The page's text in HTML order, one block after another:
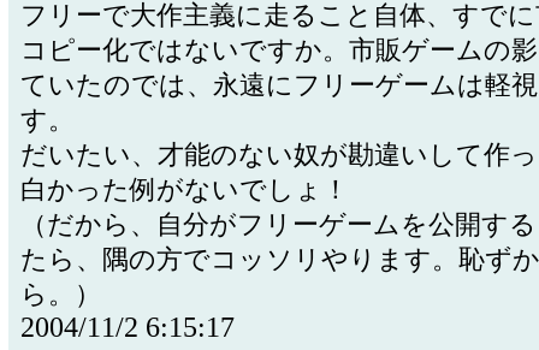
フリーで大作主義に走ること自体、すで
コピー化ではないですか。市販ゲームの
ていたのでは、永遠にフリーゲームは軽
す。
だいたい、才能のない奴が勘違いして作
白かった例がないでしょ！
（だから、自分がフリーゲームを公開す
たら、隅の方でコッソリやります。恥ず
ら。）
2004/11/2 6:15:17